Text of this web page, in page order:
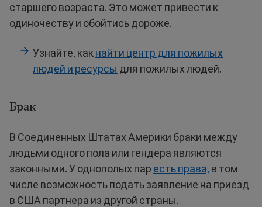
старшего возраста. Это может привести к
одиночеству и обойтись дороже.
Узнайте, какнайти центр для пожилых
людей и ресурсы для пожилых людей.
Брак
В Соединенных Штатах Америки браки между
людьми одного пола или гендера являются
законными. У однополых пар есть права, в том
числе возможность подать заявление на приезд
в США партнера из другой страны.